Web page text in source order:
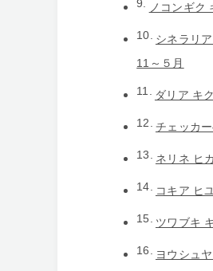
ノコンギク
シネラリ
11～５月
ダリア キ
チェッカ
ネリネ ヒ
コキア ヒ
ツワブキ
ヨウシュ